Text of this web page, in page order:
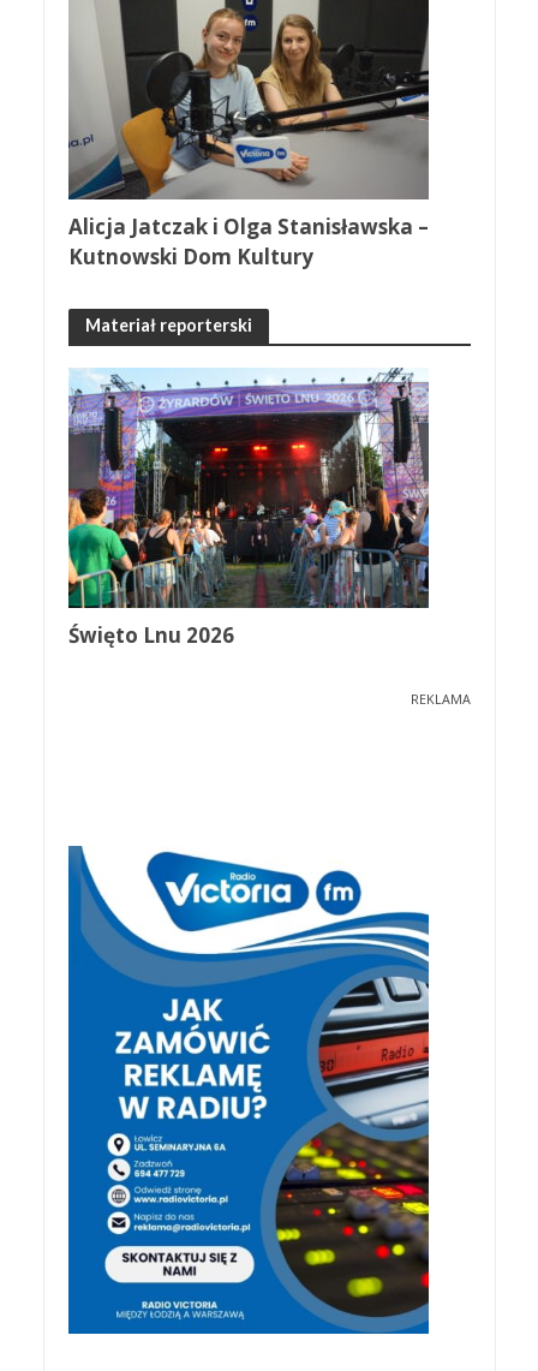
Alicja Jatczak i Olga Stanisławska –
Kutnowski Dom Kultury
Materiał reporterski
Święto Lnu 2026
REKLAMA